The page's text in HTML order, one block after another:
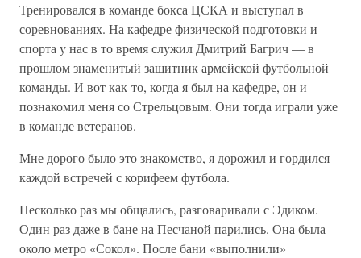
Тренировался в команде бокса ЦСКА и выступал в
соревнованиях. На кафедре физической подготовки и
спорта у нас в то время служил Дмитрий Багрич — в
прошлом знаменитый защитник армейской футбольной
команды. И вот как-то, когда я был на кафедре, он и
познакомил меня со Стрельцовым. Они тогда играли уже
в команде ветеранов.
Мне дорого было это знакомство, я дорожил и гордился
каждой встречей с корифеем футбола.
Несколько раз мы общались, разговаривали с Эдиком.
Один раз даже в бане на Песчаной парились. Она была
около метро «Сокол». После бани «выполнили»